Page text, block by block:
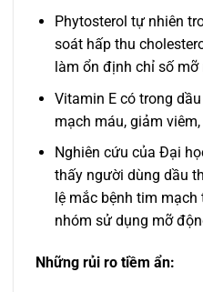
Phytosterol tự nhiên
soát hấp thu
làm ổn định chỉ số mỡ
Vitamin E có trong
mạch máu, giảm
Nghiên cứu của Đại
thấy người dùng dầu
lệ mắc bệnh tim
nhóm sử dụng mỡ
Những rủi ro tiềm ẩn: